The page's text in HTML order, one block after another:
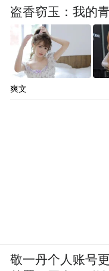
盗香窃玉：我的
爽文
敬一丹个人账号